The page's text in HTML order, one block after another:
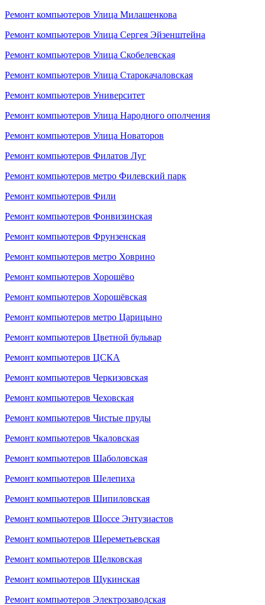
Ремонт компьютеров Улица Милашенкова
Ремонт компьютеров Улица Сергея Эйзенштейна
Ремонт компьютеров Улица Скобелевская
Ремонт компьютеров Улица Старокачаловская
Ремонт компьютеров Университет
Ремонт компьютеров Улица Народного ополчения
Ремонт компьютеров Улица Новаторов
Ремонт компьютеров Филатов Луг
Ремонт компьютеров метро Филевский парк
Ремонт компьютеров Фили
Ремонт компьютеров Фонвизинская
Ремонт компьютеров Фрунзенская
Ремонт компьютеров метро Ховрино
Ремонт компьютеров Хорошёво
Ремонт компьютеров Хорошёвская
Ремонт компьютеров метро Царицыно
Ремонт компьютеров Цветной бульвар
Ремонт компьютеров ЦСКА
Ремонт компьютеров Черкизовская
Ремонт компьютеров Чеховская
Ремонт компьютеров Чистые пруды
Ремонт компьютеров Чкаловская
Ремонт компьютеров Шаболовская
Ремонт компьютеров Шелепиха
Ремонт компьютеров Шипиловская
Ремонт компьютеров Шоссе Энтузиастов
Ремонт компьютеров Шереметьевская
Ремонт компьютеров Щелковская
Ремонт компьютеров Щукинская
Ремонт компьютеров Электрозаводская